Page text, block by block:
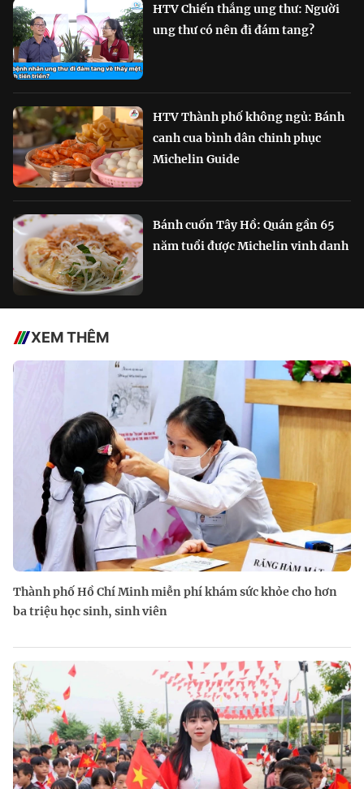
HTV Chiến thắng ung thư: Người
ung thư có nên đi đám tang?
HTV Thành phố không ngủ: Bánh
canh cua bình dân chinh phục
Michelin Guide
Bánh cuốn Tây Hồ: Quán gần 65
năm tuổi được Michelin vinh danh
XEM THÊM
Thành phố Hồ Chí Minh miễn phí khám sức khỏe cho hơn
ba triệu học sinh, sinh viên